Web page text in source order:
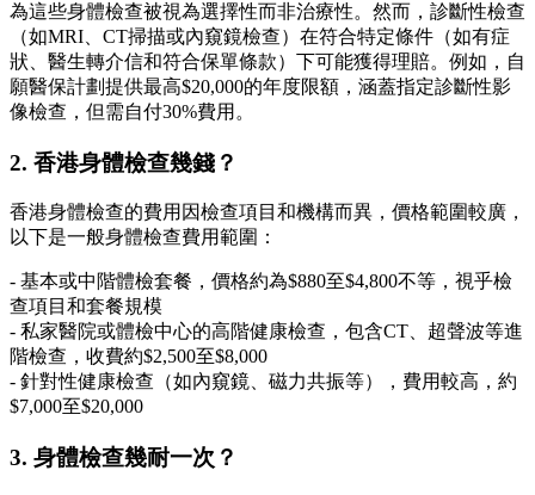
為這些身體檢查被視為選擇性而非治療性。然而，診斷性檢查
（如MRI、CT掃描或內窺鏡檢查）在符合特定條件（如有症
狀、醫生轉介信和符合保單條款）下可能獲得理賠。例如，自
願醫保計劃提供最高$20,000的年度限額，涵蓋指定診斷性影
像檢查，但需自付30%費用。
2. 香港身體檢查幾錢？
香港身體檢查的費用因檢查項目和機構而異，價格範圍較廣，
以下是一般身體檢查費用範圍：
- 基本或中階體檢套餐，價格約為$880至$4,800不等，視乎檢
查項目和套餐規模
- 私家醫院或體檢中心的高階健康檢查，包含CT、超聲波等進
階檢查，收費約$2,500至$8,000
- 針對性健康檢查（如內窺鏡、磁力共振等），費用較高，約
$7,000至$20,000
3. 身體檢查幾耐一次？